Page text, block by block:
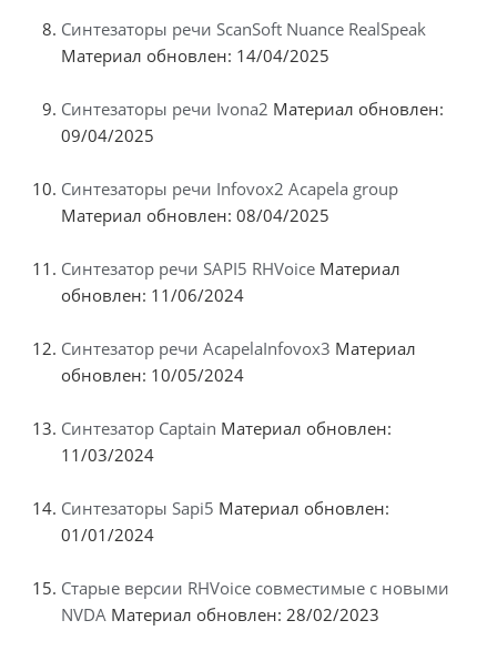
Синтезаторы речи ScanSoft Nuance RealSpeak
Материал обновлен: 14/04/2025
Синтезаторы речи Ivona2 Материал обновлен:
09/04/2025
Синтезаторы речи Infovox2 Acapela group
Материал обновлен: 08/04/2025
Синтезатор речи SAPI5 RHVoice Материал
обновлен: 11/06/2024
Синтезатор речи AcapelaInfovox3 Материал
обновлен: 10/05/2024
Синтезатор Captain Материал обновлен:
11/03/2024
Синтезаторы Sapi5 Материал обновлен:
01/01/2024
Старые версии RHVoice совместимые с новыми
NVDA Материал обновлен: 28/02/2023